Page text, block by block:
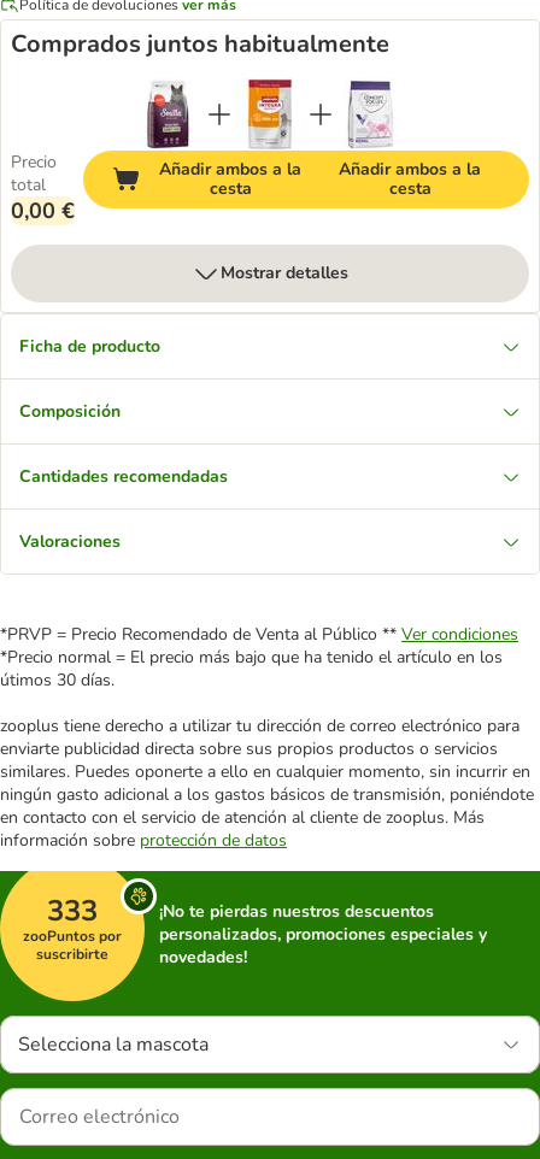
Política de devolucionesver más
Comprados juntos habitualmente
Precio
total
0,00 €
Añadir ambos a la
cesta
Añadir ambos a la
cesta
Mostrar detalles
Ficha de producto
Composición
Cantidades recomendadas
Valoraciones
*PRVP = Precio Recomendado de Venta al Público ** Ver condiciones
*Precio normal = El precio más bajo que ha tenido el artículo en los
útimos 30 días.
zooplus tiene derecho a utilizar tu dirección de correo electrónico para
enviarte publicidad directa sobre sus propios productos o servicios
similares. Puedes oponerte a ello en cualquier momento, sin incurrir en
ningún gasto adicional a los gastos básicos de transmisión, poniéndote
en contacto con el servicio de atención al cliente de zooplus. Más
información sobre protección de datos
333
zooPuntos por
suscribirte
¡No te pierdas nuestros descuentos
personalizados, promociones especiales y
novedades!
Selecciona la mascota